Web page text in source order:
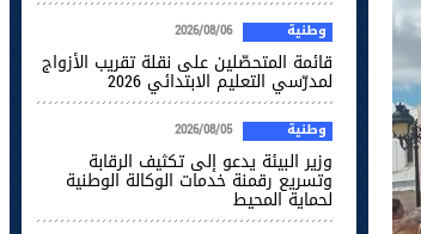
وطنية 2026/08/06
قائمة المتحصّلين على نقلة تقريب الأزواج
لمدرّسي التعليم الابتدائي 2026
وطنية 2026/08/05
وزير البيئة يدعو إلى تكثيف الرقابة
وتسريع رقمنة خدمات الوكالة الوطنية
لحماية المحيط